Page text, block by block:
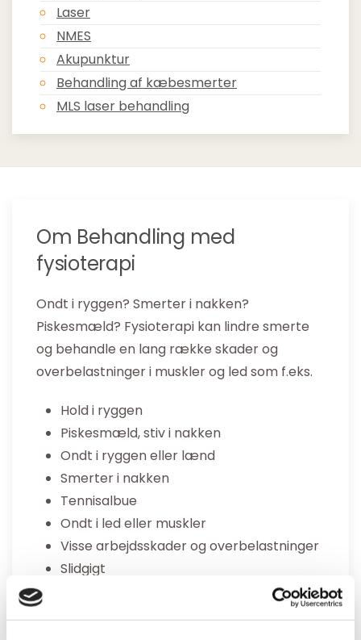
Laser
NMES
Akupunktur
Behandling af kæbesmerter
MLS laser behandling
Om Behandling med
fysioterapi
Ondt i ryggen? Smerter i nakken?
Piskesmæld? Fysioterapi kan lindre smerte
og behandle en lang række skader og
overbelastninger i muskler og led som f.eks.
Hold i ryggen
Piskesmæld, stiv i nakken
Ondt i ryggen eller lænd
Smerter i nakken
Tennisalbue
Ondt i led eller muskler
Visse arbejdsskader og overbelastninger
Slidgigt